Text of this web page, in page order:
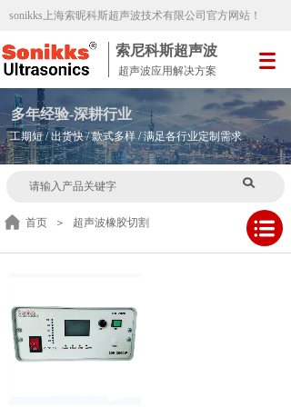
sonikks 上海索昵科斯超声波技术有限公司官方网站 ！
索尼科斯超声波
超声波应用解决方案
多年经验-深耕行业
工期短 / 出货快 / 款式多样 / 满足各行业定制需求
首页 ＞ 超声波橡胶切割